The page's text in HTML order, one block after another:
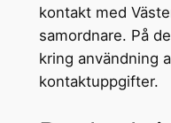
kontakt med
samordnare. På
kring användning
kontaktuppgifter.